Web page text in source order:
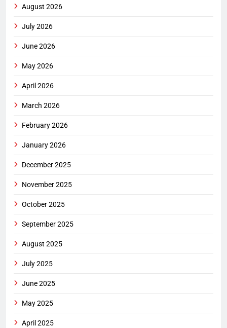
August 2026
July 2026
June 2026
May 2026
April 2026
March 2026
February 2026
January 2026
December 2025
November 2025
October 2025
September 2025
August 2025
July 2025
June 2025
May 2025
April 2025